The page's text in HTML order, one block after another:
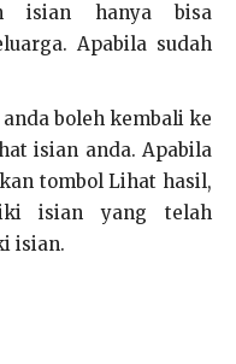
isian hanya bisa
Apabila sudah
boleh kembali ke
isian anda. Apabila
tombol Lihat hasil,
isian yang telah
isian.